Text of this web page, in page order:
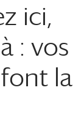
ici,
: vos
la